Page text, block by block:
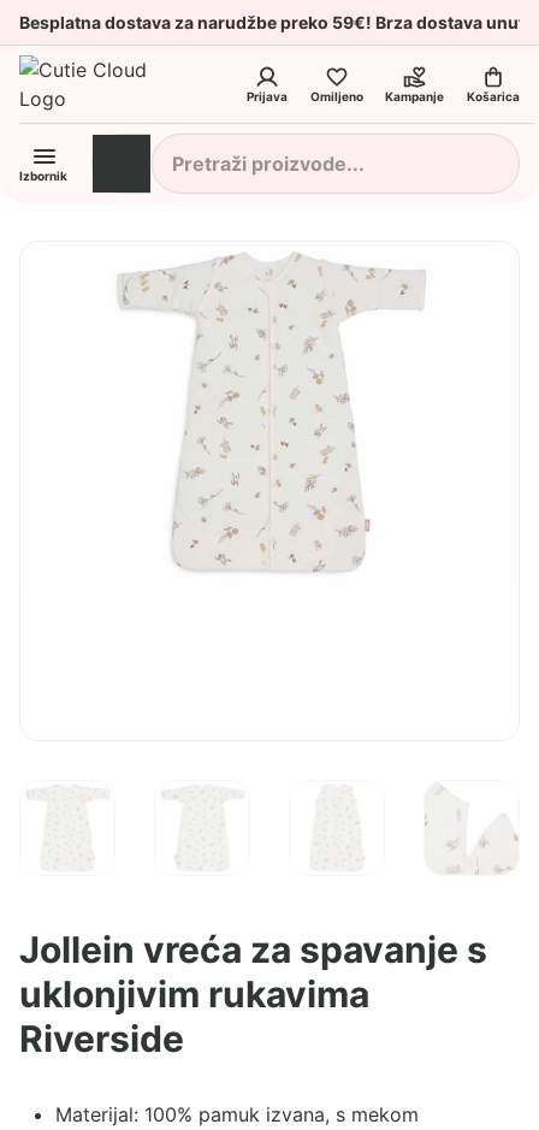
Besplatna dostava za narudžbe preko 59€! Brza dostava
Prijava Omiljeno Kampanje Košarica
Izbornik
Jollein vreća za spavanje s
uklonjivim rukavima
Riverside
Materijal: 100% pamuk izvana, s mekom